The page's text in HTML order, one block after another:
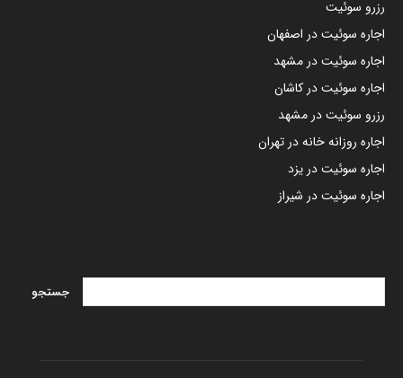
رزرو سوئیت
اجاره سوئیت در اصفهان
اجاره سوئیت در مشهد
اجاره سوئیت در کاشان
رزرو سوئیت در مشهد
اجاره روزانه خانه در تهران
اجاره سوئیت در یزد
اجاره سوئیت در شیراز